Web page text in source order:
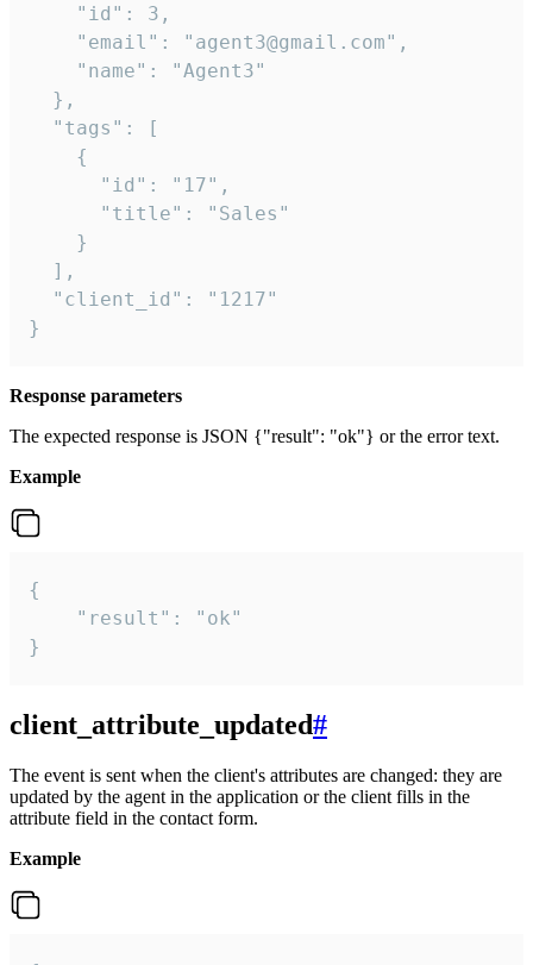
    "id": 3,
    "email": "agent3@gmail.com",
    "name": "Agent3"
  },
  "tags": [
    {
      "id": "17",
      "title": "Sales"
    }
  ],
  "client_id": "1217"
}
Response parameters
The expected response is JSON {"result": "ok"} or the error text.
Example
{
    "result": "ok"
}
client_attribute_updated#
The event is sent when the client's attributes are changed: they are
updated by the agent in the application or the client fills in the
attribute field in the contact form.
Example